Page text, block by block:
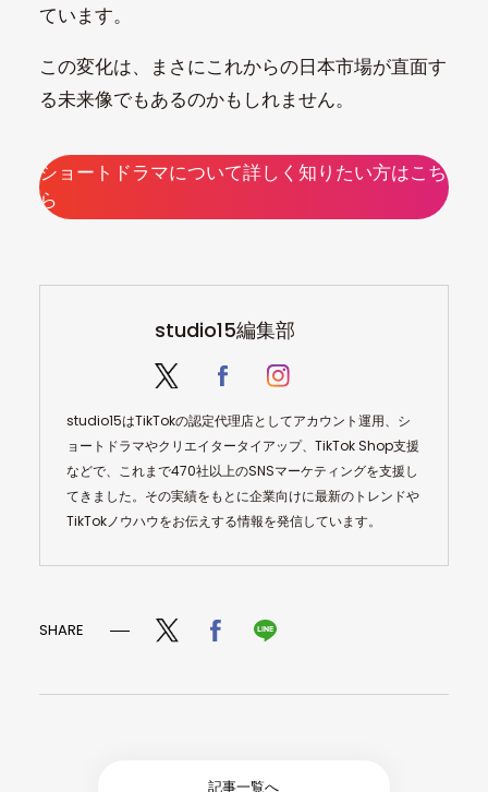
ています。
この変化は、まさにこれからの日本市場が直面す
る未来像でもあるのかもしれません。
ショートドラマについて詳しく知りたい方はこち
ら
studio15編集部
studio15はTikTokの認定代理店としてアカウント運用、シ
ョートドラマやクリエイタータイアップ、TikTok Shop支援
などで、これまで470社以上のSNSマーケティングを支援し
てきました。その実績をもとに企業向けに最新のトレンドや
TikTokノウハウをお伝えする情報を発信しています。
SHARE
記事一覧へ